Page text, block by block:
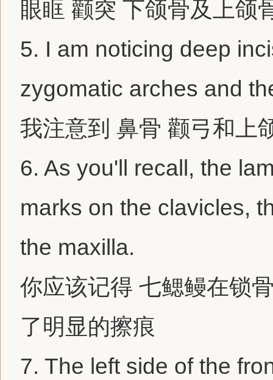
眼眶 颧突 下颌骨及上颌
5. I am noticing deep
zygomatic arches and
我注意到 鼻骨 颧弓和上
6. As you'll recall, the
marks on the clavicles,
the maxilla.
你应该记得 七鳃鳗在锁
了明显的擦痕
7. The left side of the